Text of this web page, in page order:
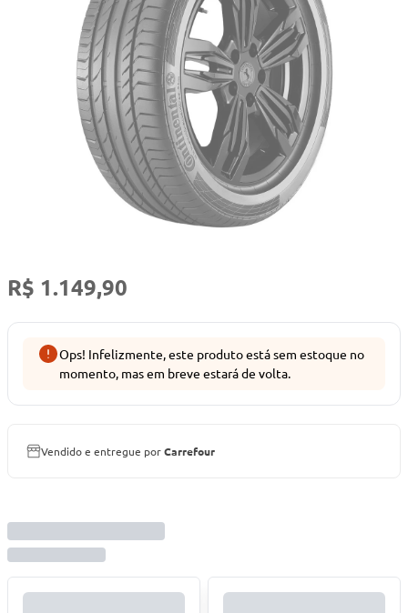
R$ 1.149,90
Ops! Infelizmente, este produto está sem estoque no
momento, mas em breve estará de volta.
Vendido e entregue porCarrefour